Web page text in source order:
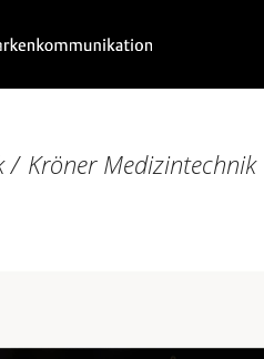
/ Kröner Medizintechnik